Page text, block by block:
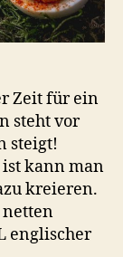
Zeit für ein
steht vor
steigt!
kann man
kreieren.
englischer